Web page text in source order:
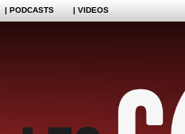
| PODCASTS | VIDEOS